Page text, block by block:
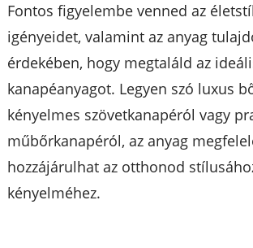
Fontos figyelembe venned az
igényeidet, valamint az anyag
érdekében, hogy megtaláld az
kanapéanyagot. Legyen szó luxus
kényelmes szövetkanapéról vagy
műbőrkanapéról, az anyag
hozzájárulhat az otthonod
kényelméhez.